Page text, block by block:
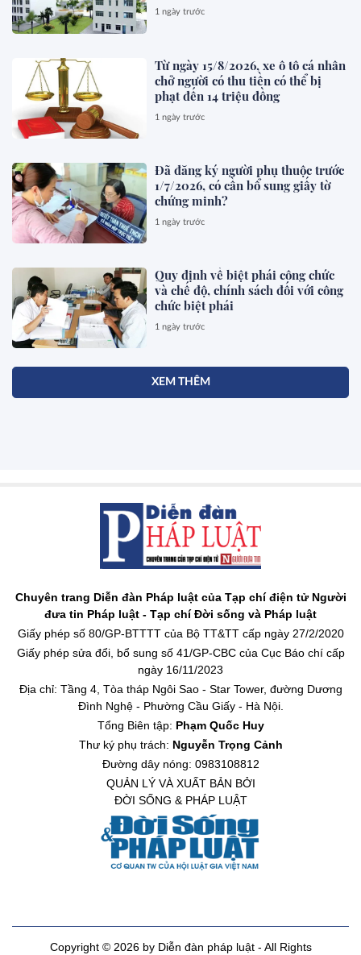
1 ngày trước
Từ ngày 15/8/2026, xe ô tô cá nhân
chở người có thu tiền có thể bị
phạt đến 14 triệu đồng
1 ngày trước
Đã đăng ký người phụ thuộc trước
1/7/2026, có cần bổ sung giấy tờ
chứng minh?
1 ngày trước
Quy định về biệt phái công chức
và chế độ, chính sách đối với công
chức biệt phái
1 ngày trước
XEM THÊM
Chuyên trang Diễn đàn Pháp luật của Tạp chí điện tử Người
đưa tin Pháp luật - Tạp chí Đời sống và Pháp luật
Giấy phép số 80/GP-BTTTT của Bộ TT&TT cấp ngày 27/2/2020
Giấy phép sửa đổi, bổ sung số 41/GP-CBC của Cục Báo chí cấp
ngày 16/11/2023
Địa chỉ: Tầng 4, Tòa tháp Ngôi Sao - Star Tower, đường Dương
Đình Nghệ - Phường Cầu Giấy - Hà Nội.
Tổng Biên tập: Phạm Quốc Huy
Thư ký phụ trách: Nguyễn Trọng Cảnh
Đường dây nóng: 0983108812
QUẢN LÝ VÀ XUẤT BẢN BỞI
ĐỜI SỐNG & PHÁP LUẬT
Copyright © 2026 by Diễn đàn pháp luật - All Rights